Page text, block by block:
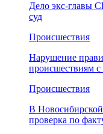
Дело экс-главы
суд
Происшествия
Нарушение
происшествиям
Происшествия
В Новосибирской
проверка по